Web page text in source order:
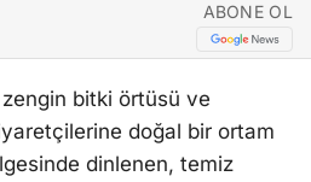
ABONE OL
zengin bitki örtüsü ve
doğal bir ortam
dinlenen, temiz